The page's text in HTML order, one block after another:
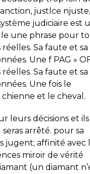
justlce njuste,
judiciaire est
une phrase pour
Sa faute et sa
Une f PAG »
Sa faute et sa
Une fois le
et le cheval.
leurs décisions et ils
arrêté. pour sa
jugent; affinité avec
miroir de vérité
(un diamant